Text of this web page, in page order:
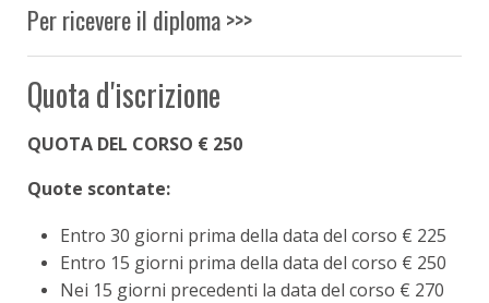
Per ricevere il diploma >>>
Quota d'iscrizione
QUOTA DEL CORSO € 250
Quote scontate:
Entro 30 giorni prima della data del corso € 225
Entro 15 giorni prima della data del corso € 250
Nei 15 giorni precedenti la data del corso € 270